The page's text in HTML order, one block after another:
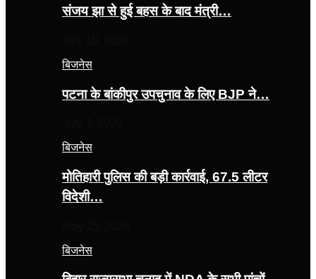
संजय झा से हुई बहस के बाद मंत्री…
बिजनेस
पटना के बांकीपुर उपचुनाव के लिए BJP ने…
बिजनेस
मोतिहारी पुलिस की बड़ी कार्रवाई, 67.5 लीटर
विदेशी…
बिजनेस